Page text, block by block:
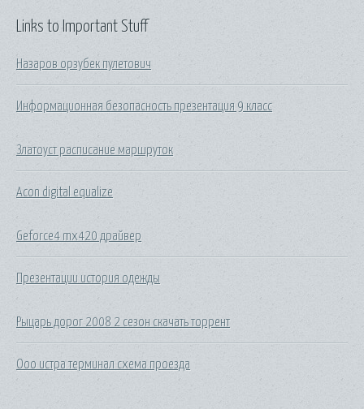
Links to Important Stuff
Назаров орзубек пулетович
Информационная безопасность презентация 9 класс
Златоуст расписание маршруток
Acon digital equalize
Geforce4 mx420 драйвер
Презентации история одежды
Рыцарь дорог 2008 2 сезон скачать торрент
Ооо истра терминал схема проезда